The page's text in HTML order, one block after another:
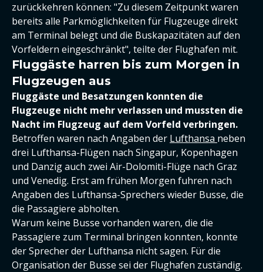
zurückkehren können: "Zu diesem Zeitpunkt waren
bereits alle Parkmöglichkeiten für Flugzeuge direkt
am Terminal belegt und die Buskapazitäten auf den
Vorfeldern eingeschränkt", teilte der Flughafen mit.
Fluggäste harren bis zum Morgen in
Flugzeugen aus
Fluggäste und Besatzungen konnten die
Flugzeuge nicht mehr verlassen und mussten die
Nacht im Flugzeug auf dem Vorfeld verbringen.
Betroffen waren nach Angaben der Lufthansa neben
drei Lufthansa-Flügen nach Singapur, Kopenhagen
und Danzig auch zwei Air-Dolomiti-Flüge nach Graz
und Venedig. Erst am frühen Morgen fuhren nach
Angaben des Lufthansa-Sprechers wieder Busse, die
die Passagiere abholten.
Warum keine Busse vorhanden waren, die die
Passagiere zum Terminal bringen konnten, konnte
der Sprecher der Lufthansa nicht sagen. Für die
Organisation der Busse sei der Flughafen zuständig.